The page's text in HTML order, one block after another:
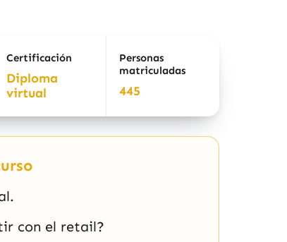
Certificación
Diploma
virtual
Personas
matriculadas
445
con el retail?